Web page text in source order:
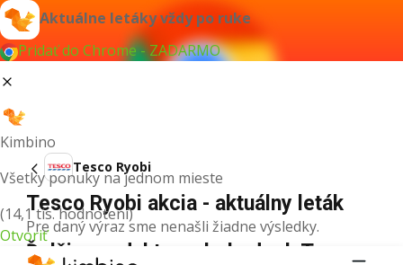
Aktuálne letáky vždy po ruke
Pridať do Chrome - ZADARMO
Kimbino
Všetky ponuky na jednom mieste
(14,1 tis. hodnotení)
Otvoriť
Tesco Ryobi
Tesco Ryobi akcia - aktuálny leták
Pre daný výraz sme nenašli žiadne výsledky.
Ďalšie produkty v obchodoch Tesco